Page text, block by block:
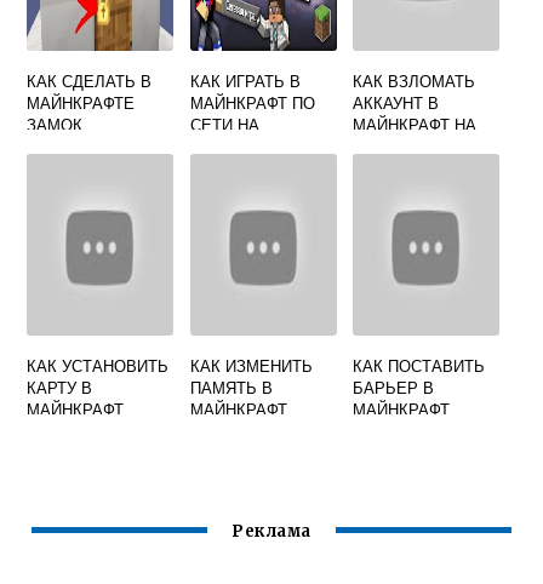
КАК СДЕЛАТЬ В
МАЙНКРАФТЕ
ЗАМОК
КАК ИГРАТЬ В
МАЙНКРАФТ ПО
СЕТИ НА
КАК ВЗЛОМАТЬ
АККАУНТ В
МАЙНКРАФТ НА
КАК УСТАНОВИТЬ
КАРТУ В
МАЙНКРАФТ
КАК ИЗМЕНИТЬ
ПАМЯТЬ В
МАЙНКРАФТ
КАК ПОСТАВИТЬ
БАРЬЕР В
МАЙНКРАФТ
Реклама